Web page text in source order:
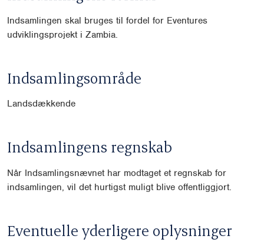
Indsamlingen skal bruges til fordel for Eventures
udviklingsprojekt i Zambia.
Indsamlingsområde
Landsdækkende
Indsamlingens regnskab
Når Indsamlingsnævnet har modtaget et regnskab for
indsamlingen, vil det hurtigst muligt blive offentliggjort.
Eventuelle yderligere oplysninger